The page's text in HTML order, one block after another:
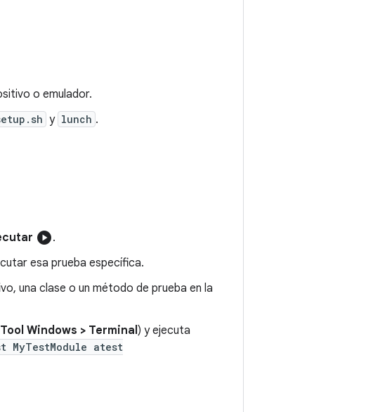
o emulador.
y lunch .
play_circle.
esa prueba específica.
una clase o un método de prueba en la
Windows > Terminal) y ejecuta
MyTestModule atest